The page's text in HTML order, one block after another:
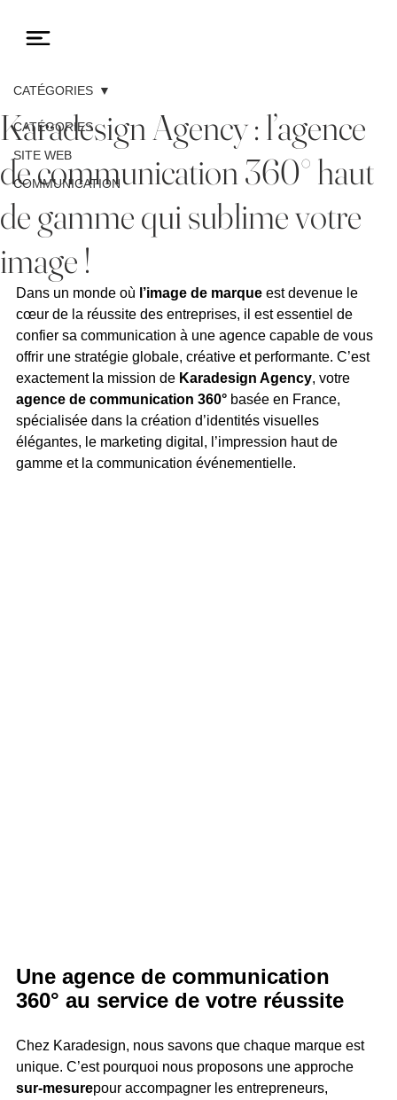
CATÉGORIES
SITE WEB
COMMUNICATION
CATÉGORIES
Karadesign Agency : l’agence
de communication 360° haut
de gamme qui sublime votre
image !
Dans un monde où l’image de marque est devenue le
cœur de la réussite des entreprises, il est essentiel de
confier sa communication à une agence capable de vous
offrir une stratégie globale, créative et performante. C’est
exactement la mission de Karadesign Agency, votre
agence de communication 360° basée en France,
spécialisée dans la création d’identités visuelles
élégantes, le marketing digital, l’impression haut de
gamme et la communication événementielle.
Une agence de communication
360° au service de votre réussite
Chez Karadesign, nous savons que chaque marque est
unique. C’est pourquoi nous proposons une approche
sur-mesurepour accompagner les entrepreneurs,